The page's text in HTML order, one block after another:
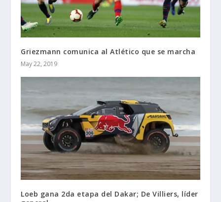
Griezmann comunica al Atlético que se marcha
May 22, 2019
Loeb gana 2da etapa del Dakar; De Villiers, líder